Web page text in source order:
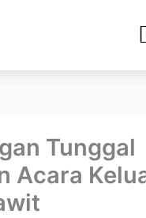
Tunggal
Acara